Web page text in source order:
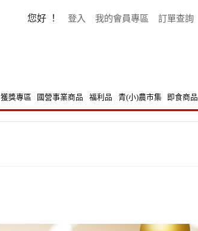
您好 ！ 登入 我的會員專區 訂單查詢
獲獎專區 國營事業商品 福利品 青(小)農市集 即食商品